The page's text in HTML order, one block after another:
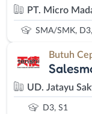
PT. Micro
SMA/SMK,
Butuh
UD. Jatayu
D3, S1